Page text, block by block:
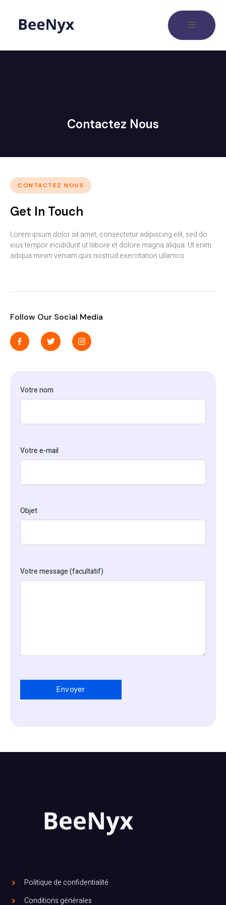
Contactez Nous
CONTACTEZ NOUS
Get In Touch
Lorem ipsum dolor sit amet, consectetur adipiscing elit, sed do
eius tempor incididunt ut labore et dolore magna aliqua. Ut enim
adiqua minim veniam quis nostrud exercitation ullamco
Follow Our Social Media
Votre nom
Votre e-mail
Objet
Votre message (facultatif)
Politique de confidentialité
Conditions générales